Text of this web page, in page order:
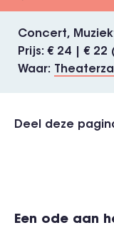
Concert
Prijs
€ 24 | € 22
Waar
Deel deze
Een ode aan